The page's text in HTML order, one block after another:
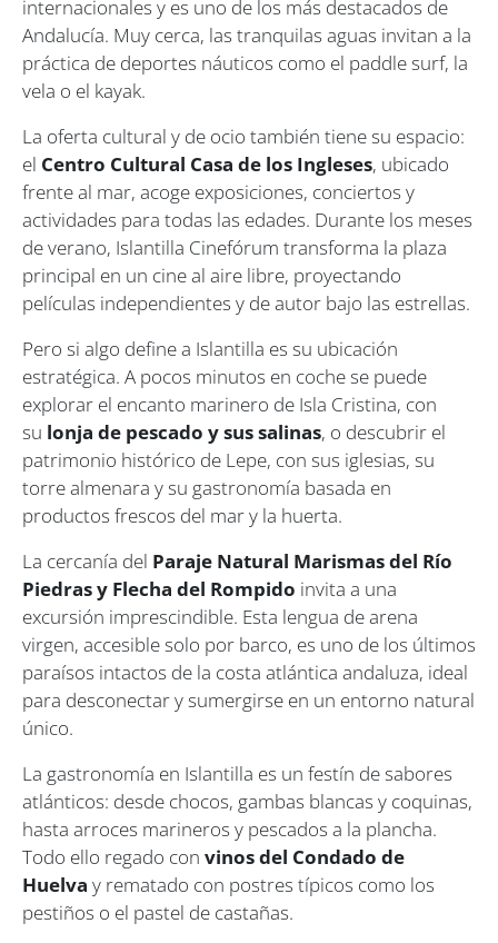
internacionales y es uno de los más destacados de
Andalucía. Muy cerca, las tranquilas aguas invitan a la
práctica de deportes náuticos como el paddle surf, la
vela o el kayak.
La oferta cultural y de ocio también tiene su espacio:
el Centro Cultural Casa de los Ingleses, ubicado
frente al mar, acoge exposiciones, conciertos y
actividades para todas las edades. Durante los meses
de verano, Islantilla Cinefórum transforma la plaza
principal en un cine al aire libre, proyectando
películas independientes y de autor bajo las estrellas.
Pero si algo define a Islantilla es su ubicación
estratégica. A pocos minutos en coche se puede
explorar el encanto marinero de Isla Cristina, con
su lonja de pescado y sus salinas, o descubrir el
patrimonio histórico de Lepe, con sus iglesias, su
torre almenara y su gastronomía basada en
productos frescos del mar y la huerta.
La cercanía del Paraje Natural Marismas del Río
Piedras y Flecha del Rompido invita a una
excursión imprescindible. Esta lengua de arena
virgen, accesible solo por barco, es uno de los últimos
paraísos intactos de la costa atlántica andaluza, ideal
para desconectar y sumergirse en un entorno natural
único.
La gastronomía en Islantilla es un festín de sabores
atlánticos: desde chocos, gambas blancas y coquinas,
hasta arroces marineros y pescados a la plancha.
Todo ello regado con vinos del Condado de
Huelva y rematado con postres típicos como los
pestiños o el pastel de castañas.